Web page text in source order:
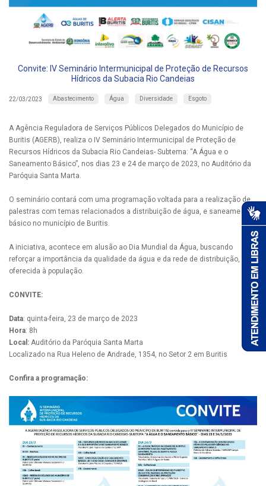
Convite: IV Seminário Intermunicipal de Proteção de Recursos
Hídricos da Subacia Rio Candeias
22/03/2023 Abastecimento Água Diversidade Esgoto
A Agência Reguladora de Serviços Públicos Delegados do Município de
Buritis (AGERB), realiza o IV Seminário Intermunicipal de Proteção de
Recursos Hídricos da Subacia Rio Candeias- Subtema: “A Água e o
Saneamento Básico”, nos dias 23 e 24 de março de 2023, no Auditório da
Paróquia Santa Marta.
O seminário contará com uma programação voltada para a realização de
palestras com temas relacionados a distribuição de água, e saneamento
básico no município de Buritis.
A iniciativa, acontece em alusão ao Dia Mundial da Água, buscando
reforçar a importância da qualidade da água e da rede de distribuição,
oferecida à população.
CONVITE:
Data: quinta-feira, 23 de março de 2023
Hora: 8h
Local: Auditório da Paróquia Santa Marta
Localizado na Rua Heleno de Andrade, 1354, no Setor 2 em Buritis
Confira a programação: